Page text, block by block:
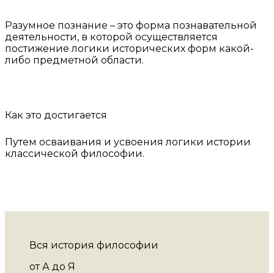
Разумное познание – это форма познавательной
деятельности, в которой осуществляется
постижение логики исторических форм какой-
либо предметной области.
Как это достигается
Путем осваивания и усвоения логики истории
классической философии.
Вся история философии
от А до Я